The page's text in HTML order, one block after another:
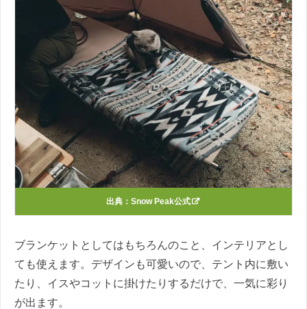
出典： Snow Peak公式
ブランケットとしてはもちろんのこと、インテリアとし
ても使えます。デザインも可愛いので、テント内に敷い
たり、イスやコットに掛けたりするだけで、一気に彩り
が出ます。